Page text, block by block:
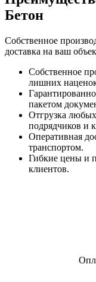
Бетон
Собственное
доставка на ваш
Собственное
лишних
пакетом
Отгрузка любых
подрядчиков и
Оперативная
транспортом.
Гибкие цены и
клиентов.